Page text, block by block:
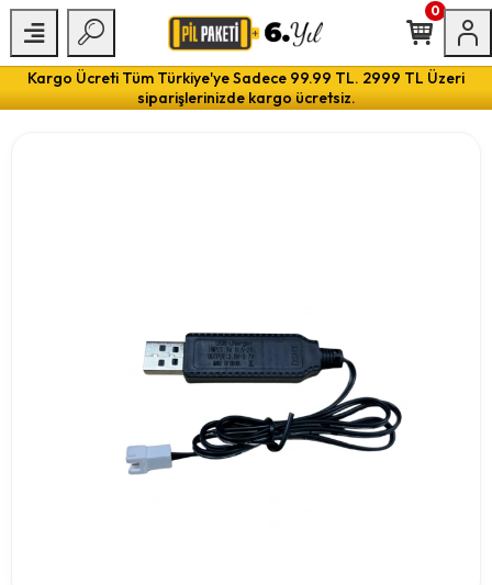
Kargo Ücreti Tüm Türkiye'ye Sadece 99.99 TL. 2999 TL Üzeri
siparişlerinizde kargo ücretsiz.
0